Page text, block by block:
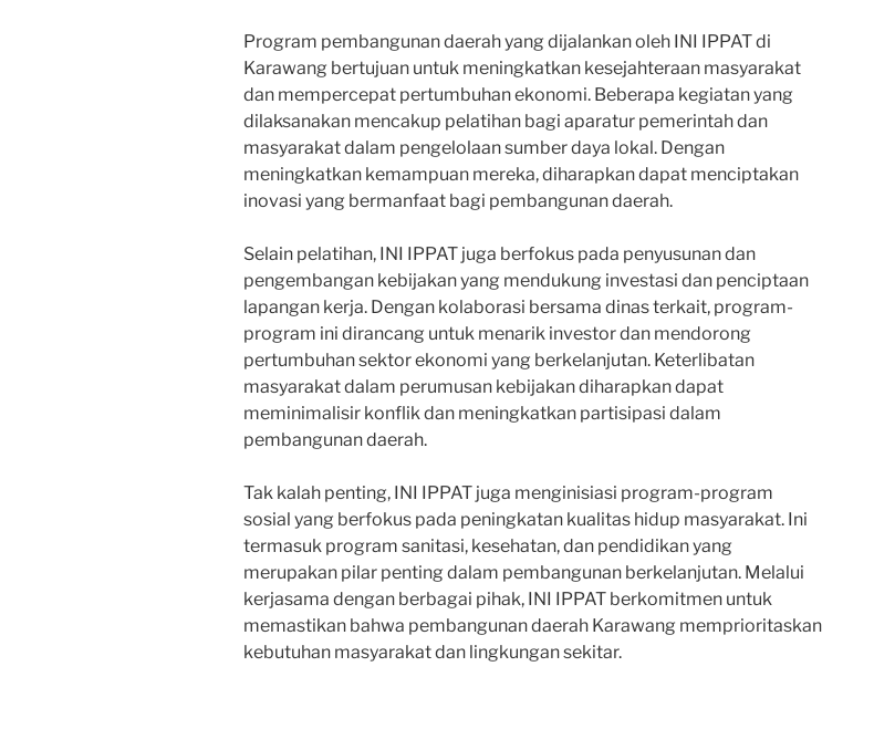
Program pembangunan daerah yang dijalankan oleh INI IPPAT di
Karawang bertujuan untuk meningkatkan kesejahteraan masyarakat
dan mempercepat pertumbuhan ekonomi. Beberapa kegiatan yang
dilaksanakan mencakup pelatihan bagi aparatur pemerintah dan
masyarakat dalam pengelolaan sumber daya lokal. Dengan
meningkatkan kemampuan mereka, diharapkan dapat menciptakan
inovasi yang bermanfaat bagi pembangunan daerah.
Selain pelatihan, INI IPPAT juga berfokus pada penyusunan dan
pengembangan kebijakan yang mendukung investasi dan penciptaan
lapangan kerja. Dengan kolaborasi bersama dinas terkait, program-
program ini dirancang untuk menarik investor dan mendorong
pertumbuhan sektor ekonomi yang berkelanjutan. Keterlibatan
masyarakat dalam perumusan kebijakan diharapkan dapat
meminimalisir konflik dan meningkatkan partisipasi dalam
pembangunan daerah.
Tak kalah penting, INI IPPAT juga menginisiasi program-program
sosial yang berfokus pada peningkatan kualitas hidup masyarakat. Ini
termasuk program sanitasi, kesehatan, dan pendidikan yang
merupakan pilar penting dalam pembangunan berkelanjutan. Melalui
kerjasama dengan berbagai pihak, INI IPPAT berkomitmen untuk
memastikan bahwa pembangunan daerah Karawang memprioritaskan
kebutuhan masyarakat dan lingkungan sekitar.